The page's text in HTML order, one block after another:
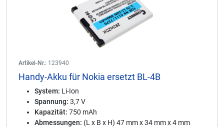
Artikel-Nr.: 123940
Handy-Akku für Nokia ersetzt BL-4B
System: Li-Ion
Spannung: 3,7 V
Kapazität: 750 mAh
Abmessungen: (L x B x H) 47 mm x 34 mm x 4 mm